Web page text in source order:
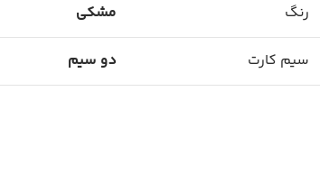
رنگ مشکی
سیم کارت دو سیم